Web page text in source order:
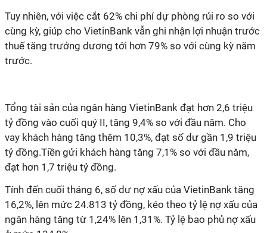
Tuy nhiên, với việc cắt 62% chi phí dự phòng rủi ro so với
cùng kỳ, giúp cho VietinBank vẫn ghi nhận lợi nhuận trước
thuế tăng trưởng dương tới hơn 79% so với cùng kỳ năm
trước.
Tổng tài sản của ngân hàng VietinBank đạt hơn 2,6 triệu
tỷ đồng vào cuối quý II, tăng 9,4% so với đầu năm. Cho
vay khách hàng tăng thêm 10,3%, đạt số dư gần 1,9 triệu
tỷ đồng.Tiền gửi khách hàng tăng 7,1% so với đầu năm,
đạt hơn 1,7 triệu tỷ đồng.
Tính đến cuối tháng 6, số dư nợ xấu của VietinBank tăng
16,2%, lên mức 24.813 tỷ đồng, kéo theo tỷ lệ nợ xấu của
ngân hàng tăng từ 1,24% lên 1,31%. Tỷ lệ bao phủ nợ xấu